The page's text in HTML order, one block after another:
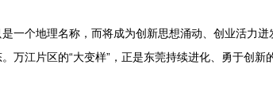
一个地理名称，而将成为创新思想涌动、创业活力
万江片区的“大变样”，正是东莞持续进化、勇于创